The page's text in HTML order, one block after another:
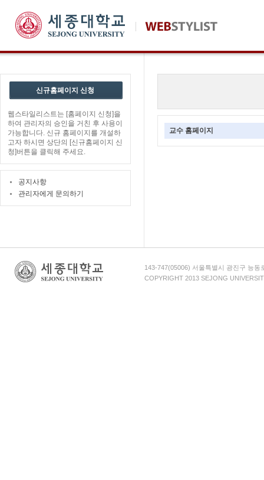
신규홈페이지 신청
웹스타일리스트는 [홈페이지 신청]을
하여 관리자의 승인을 거친 후 사용이
가능합니다. 신규 홈페이지를 개설하
고자 하시면 상단의 [신규홈페이지 신
청]버튼을 클릭해 주세요.
공지사항
관리자에게 문의하기
교수 홈페이지
143-747(05006) 서울특별시 광진구 능동
COPYRIGHT 2013 SEJONG